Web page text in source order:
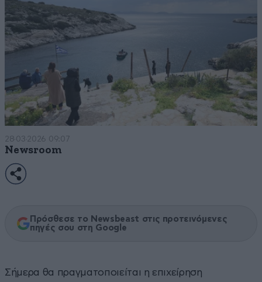
28·03·2026 09:07
Newsroom
Πρόσθεσε το Newsbeast στις προτεινόμενες
πηγές σου στη Google
Σήμερα θα πραγματοποιείται η επιχείρηση